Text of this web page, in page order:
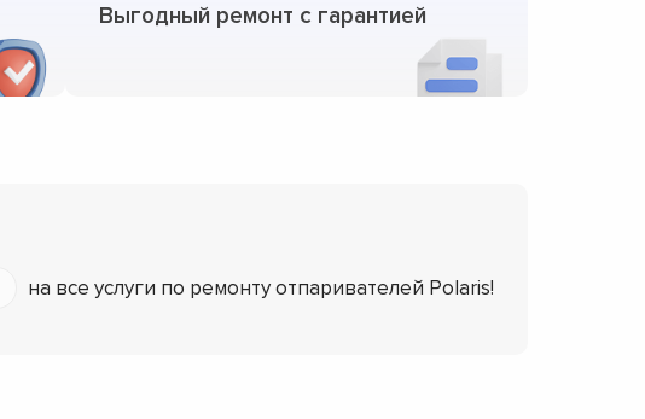
Выгодный ремонт с гарантией
на все услуги по ремонту отпаривателей Polaris!